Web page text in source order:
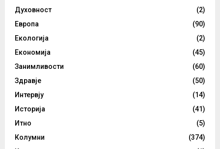
Духовност
(2)
Европа
(90)
Екологија
(2)
Економија
(45)
Занимливости
(60)
Здравје
(50)
Интервју
(14)
Историја
(41)
Итно
(5)
Колумни
(374)